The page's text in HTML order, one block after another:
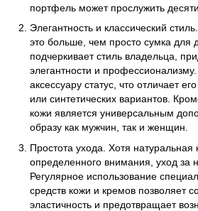
портфель может прослужить
Элегантность и классический
это больше, чем просто сумка для
подчеркивает стиль владельца,
элегантности и
аксессуару статус, что отличает
или синтетических вариантов.
кожи является универсальным
образу как мужчин, так и женщин.
Простота ухода. Хотя натуральная
определенного внимания, уход за
Регулярное использование
средств кожи и кремов позволяет
эластичность и предотвращает